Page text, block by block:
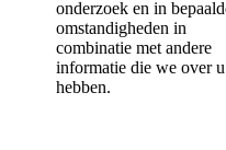
onderzoek en in
omstandigheden in
combinatie met andere
informatie die we over u
hebben.